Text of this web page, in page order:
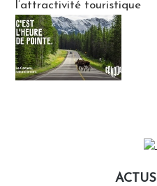
l’attractivité touristique
ACTUS